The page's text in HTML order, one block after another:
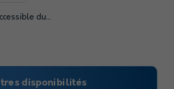
du…
disponibilités